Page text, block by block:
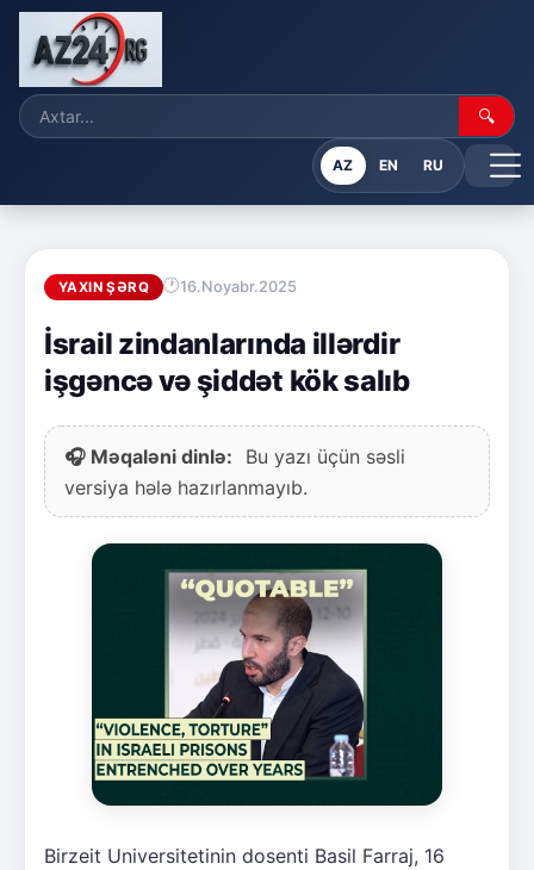
🔍
AZ EN RU
YAXIN ŞƏRQ 16.Noyabr.2025
İsrail zindanlarında illərdir
işgəncə və şiddət kök salıb
🎧 Məqaləni dinlə:
Bu yazı üçün səsli
versiya hələ hazırlanmayıb.
Birzeit Universitetinin dosenti Basil Farraj, 16